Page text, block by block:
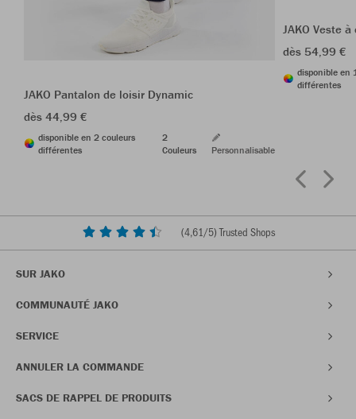
JAKO Pantalon de loisir Dynamic
dès 44,99 €
disponible en 2 couleurs
différentes
2
Couleurs
Personnalisable
JAKO Veste
dès 54,99 €
disponible en
différentes
(4,61/5) Trusted Shops
SUR JAKO
COMMUNAUTÉ JAKO
SERVICE
ANNULER LA COMMANDE
SACS DE RAPPEL DE PRODUITS